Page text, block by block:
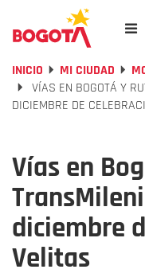
INICIO MI CIUDAD
VÍAS EN BOGOTÁ Y
DICIEMBRE DE
Vías en
diciembre
Velitas